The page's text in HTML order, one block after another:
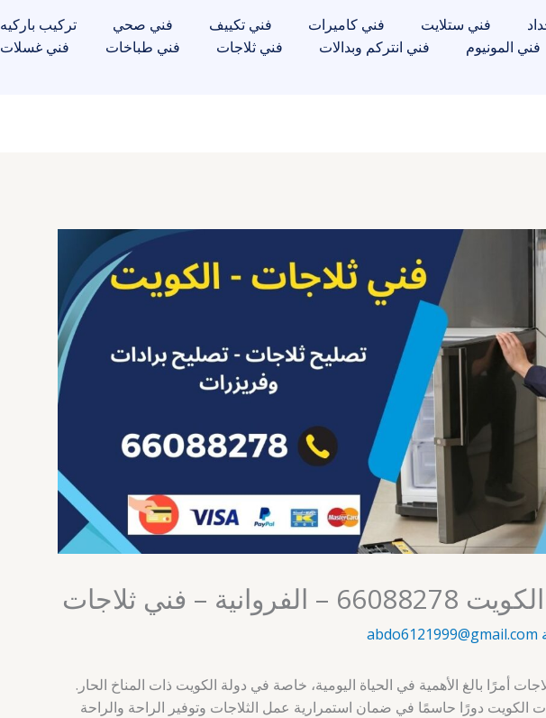
فني ستلايت فني كاميرات فني تكييف فني صحي تركيب باركيه
فني المونيوم فني انتركم وبدالات فني ثلاجات فني طباخات فني غسلات
– فني ثلاجات
abdo6121999@gmail.com
أمرًا بالغ الأهمية في الحياة اليومية، خاصة في دولة الكويت ذات المناخ الحار.
الكويت دورًا حاسمًا في ضمان استمرارية عمل الثلاجات وتوفير الراحة والراحة